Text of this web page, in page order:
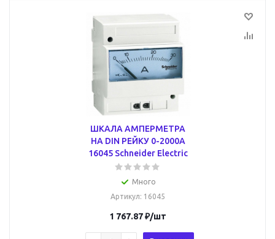
ШКАЛА АМПЕРМЕТРА
НА DIN РЕЙКУ 0-2000А
16045 Schneider Electric
Много
Артикул: 16045
1 767.87₽/шт